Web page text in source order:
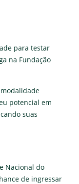
para testar
na Fundação
potencial em
suas
Nacional do
de ingressar